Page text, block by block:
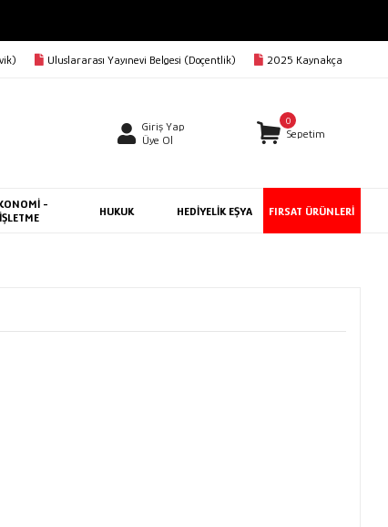
Uluslararası Yayınevi Belgesi (Doçentlik) 2025 Kaynakça
Giriş Yap
Üye Ol
0
Sepetim
-
İŞLETME
HUKUK HEDİYELİK EŞYA FIRSAT ÜRÜNLERİ